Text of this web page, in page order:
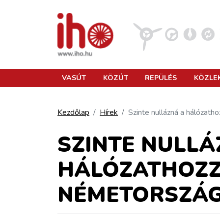
KÖZLEKEDÉSFEJLESZTÉS
ELLÁTÁSI LÁNC
VASÚT KÖZÚT REPÜLÉS
Kezdőlap Hírek Szinte nullázná a
SZINTE